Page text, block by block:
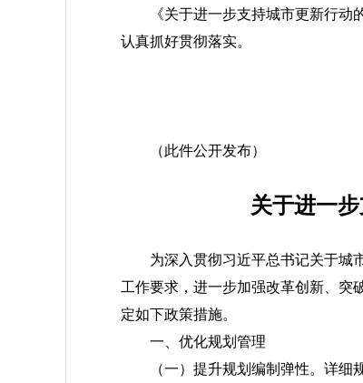
《关于进一步支持城市更新行
认真抓好贯彻落实。
江苏
（此件公开发布）
关于进一
为深入贯彻习近平总书记关于城
工作要求，进一步加强改革创新、突
定如下政策措施。
一、优化规划管理
（一）提升规划编制弹性。 详细